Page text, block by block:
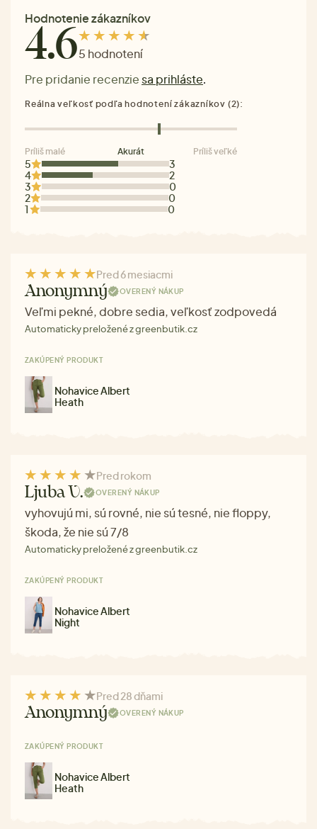
Hodnotenie zákazníkov
4.65 hodnotení
Pre pridanie recenzie sa prihláste.
5
3
4
2
3
0
2
0
1
0
Reálna veľkosť podľa hodnotení zákazníkov (2):
Príliš malé Akurát Príliš veľké
Pred 6 mesiacmi
Anonymný OVERENÝ NÁKUP
Veľmi pekné, dobre sedia, veľkosť zodpovedá
Automaticky preložené z greenbutik.cz
ZAKÚPENÝ PRODUKT
Nohavice Albert
Heath
Pred rokom
Ljuba V. OVERENÝ NÁKUP
vyhovujú mi, sú rovné, nie sú tesné, nie floppy,
škoda, že nie sú 7/8
Automaticky preložené z greenbutik.cz
ZAKÚPENÝ PRODUKT
Nohavice Albert
Night
Pred 28 dňami
Anonymný OVERENÝ NÁKUP
ZAKÚPENÝ PRODUKT
Nohavice Albert
Heath